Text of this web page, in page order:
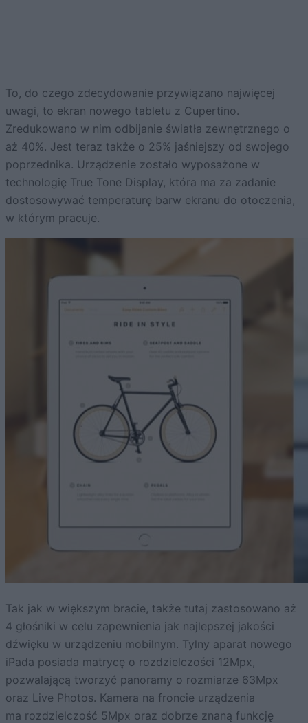
To, do czego zdecydowanie przywiązano najwięcej
uwagi, to ekran nowego tabletu z Cupertino.
Zredukowano w nim odbijanie światła zewnętrznego o
aż 40%. Jest teraz także o 25% jaśniejszy od swojego
poprzednika. Urządzenie zostało wyposażone w
technologię True Tone Display, która ma za zadanie
dostosowywać temperaturę barw ekranu do otoczenia,
w którym pracuje.
Tak jak w większym bracie, także tutaj zastosowano aż
4 głośniki w celu zapewnienia jak najlepszej jakości
dźwięku w urządzeniu mobilnym. Tylny aparat nowego
iPada posiada matrycę o rozdzielczości 12Mpx,
pozwalającą tworzyć panoramy o rozmiarze 63Mpx
oraz Live Photos. Kamera na froncie urządzenia
ma rozdzielczość 5Mpx oraz dobrze znaną funkcję